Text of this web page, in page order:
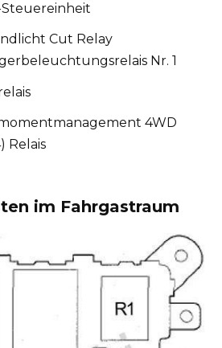
Cut Relay
Nr. 1
4WD
Relais
im Fahrgastraum